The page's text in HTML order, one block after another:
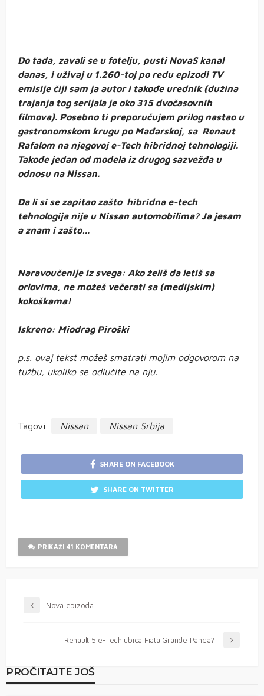
Do tada, zavali se u fotelju, pusti NovaS kanal
danas, i uživaj u 1.260-toj po redu epizodi TV
emisije čiji sam ja autor i takođe urednik (dužina
trajanja tog serijala je oko 315 dvočasovnih
filmova). Posebno ti preporučujem prilog nastao u
gastronomskom krugu po Mađarskoj, sa Renaut
Rafalom na njegovoj e-Tech hibridnoj tehnologiji.
Takođe jedan od modela iz drugog sazvežđa u
odnosu na Nissan.
Da li si se zapitao zašto hibridna e-tech
tehnologija nije u Nissan automobilima? Ja jesam
a znam i zašto…
Naravoučenije iz svega: Ako želiš da letiš sa
orlovima, ne možeš večerati sa (medijskim)
kokoškama!
Iskreno: Miodrag Piroški
p.s. ovaj tekst možeš smatrati mojim odgovorom na
tužbu, ukoliko se odlučite na nju.
Tagovi Nissan Nissan Srbija
SHARE ON FACEBOOK
SHARE ON TWITTER
PRIKAŽI 41 KOMENTARA
Nova epizoda
Renault 5 e-Tech ubica Fiata Grande Panda?
PROČITAJTE JOŠ